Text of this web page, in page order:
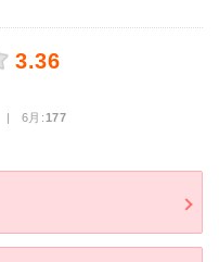
3.36
| 6月:177